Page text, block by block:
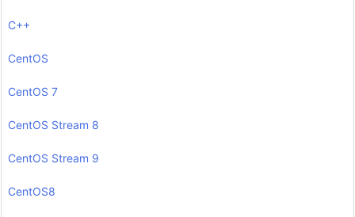
C++
CentOS
CentOS 7
CentOS Stream 8
CentOS Stream 9
CentOS8